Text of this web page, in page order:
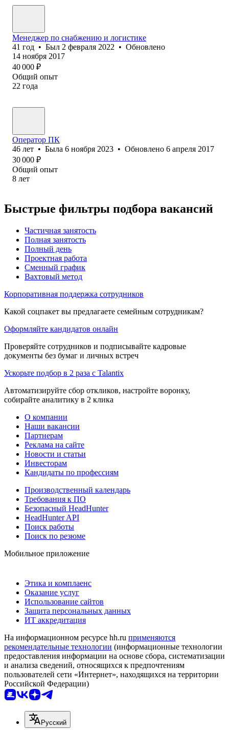
Менеджер по снабжению и логистике
41 год • Был 2 февраля 2022 • Обновлено
14 ноября 2017
40 000 ₽
Общий опыт
22 года
Оператор ПК
46 лет • Была 6 ноября 2023 • Обновлено 6 апреля 2017
30 000 ₽
Общий опыт
8 лет
Быстрые фильтры подбора вакансий
Частичная занятость
Полная занятость
Полный день
Проектная работа
Сменный график
Вахтовый метод
Корпоративная поддержка сотрудников
Какой соцпакет вы предлагаете семейным сотрудникам?
Оформляйте кандидатов онлайн
Проверяйте сотрудников и подписывайте кадровые
документы без бумаг и личных встреч
Ускорьте подбор в 2 раза с Talantix
Автоматизируйте сбор откликов, настройте воронку,
собирайте аналитику в 2 клика
О компании
Наши вакансии
Партнерам
Реклама на сайте
Новости и статьи
Инвесторам
Кандидаты по профессиям
Производственный календарь
Требования к ПО
Безопасный HeadHunter
HeadHunter API
Поиск работы
Поиск по резюме
Мобильное приложение
Этика и комплаенс
Оказание услуг
Использование сайтов
Защита персональных данных
ИТ аккредитация
На информационном ресурсе hh.ru применяются
рекомендательные технологии (информационные технологии
предоставления информации на основе сбора, систематизации
и анализа сведений, относящихся к предпочтениям
пользователей сети «Интернет», находящихся на территории
Российской Федерации)
Русский